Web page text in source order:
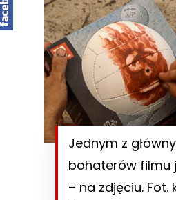
Jednym z
bohaterów filmu
– na zdjęciu. Fot.